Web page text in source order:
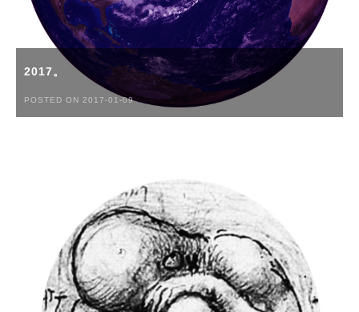
2017。
POSTED ON 2017-01-09